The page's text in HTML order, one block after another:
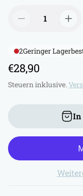
2Geringer
R
e
u
l
ä
r
e
€28,90
Steuern inklusive.
In